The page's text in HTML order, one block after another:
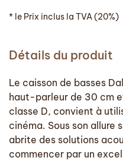
* le Prix inclus la TVA (20%)
Détails du produit
Le caisson de basses
haut-parleur de 30 cm
classe D, convient à
cinéma. Sous son allure
abrite des solutions
commencer par un